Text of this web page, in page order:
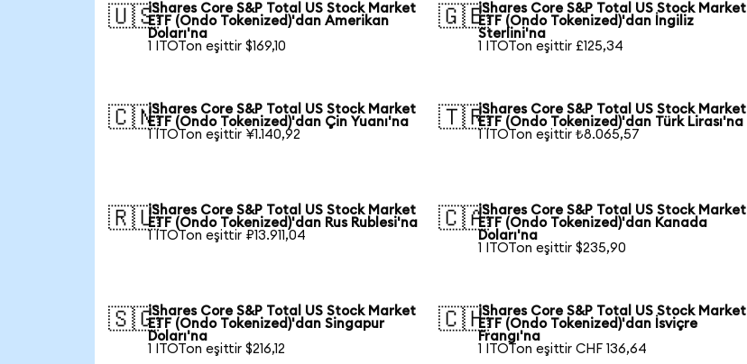
🇺🇸iShares Core S&P Total US Stock Market
ETF (Ondo Tokenized)'dan Amerikan
Doları'na
1 ITOTon eşittir $169,10
🇬🇧iShares Core S&P Total US Stock Market
ETF (Ondo Tokenized)'dan İngiliz
Sterlini'na
1 ITOTon eşittir £125,34
🇨🇳iShares Core S&P Total US Stock Market
ETF (Ondo Tokenized)'dan Çin Yuanı'na
1 ITOTon eşittir ¥1.140,92
🇹🇷iShares Core S&P Total US Stock Market
ETF (Ondo Tokenized)'dan Türk Lirası'na
1 ITOTon eşittir ₺8.065,57
🇷🇺iShares Core S&P Total US Stock Market
ETF (Ondo Tokenized)'dan Rus Rublesi'na
1 ITOTon eşittir ₽13.911,04
🇨🇦iShares Core S&P Total US Stock Market
ETF (Ondo Tokenized)'dan Kanada
Doları'na
1 ITOTon eşittir $235,90
🇸🇬iShares Core S&P Total US Stock Market
ETF (Ondo Tokenized)'dan Singapur
Doları'na
1 ITOTon eşittir $216,12
🇨🇭iShares Core S&P Total US Stock Market
ETF (Ondo Tokenized)'dan İsviçre
Frangı'na
1 ITOTon eşittir CHF 136,64